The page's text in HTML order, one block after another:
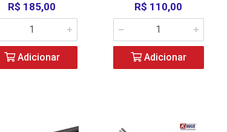
R$ 185,00
Adicionar
R$ 110,00
Adicionar